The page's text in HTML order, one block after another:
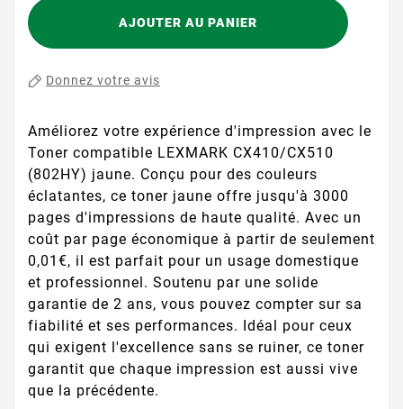
AJOUTER AU PANIER
Donnez votre avis
Améliorez votre expérience d'impression avec le
Toner compatible LEXMARK CX410/CX510
(802HY) jaune. Conçu pour des couleurs
éclatantes, ce toner jaune offre jusqu'à 3000
pages d'impressions de haute qualité. Avec un
coût par page économique à partir de seulement
0,01€, il est parfait pour un usage domestique
et professionnel. Soutenu par une solide
garantie de 2 ans, vous pouvez compter sur sa
fiabilité et ses performances. Idéal pour ceux
qui exigent l'excellence sans se ruiner, ce toner
garantit que chaque impression est aussi vive
que la précédente.